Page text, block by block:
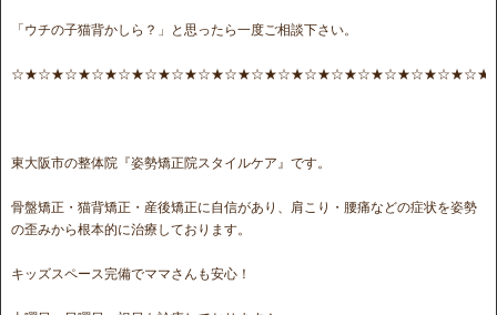
「ウチの子猫背かしら？」と思ったら一度ご相談下さい。
東大阪市の整体院『姿勢矯正院スタイルケア』です。
骨盤矯正・猫背矯正・産後矯正に自信があり、肩こり・腰痛などの症状を姿勢
の歪みから根本的に治療しております。
キッズスペース完備でママさんも安心！